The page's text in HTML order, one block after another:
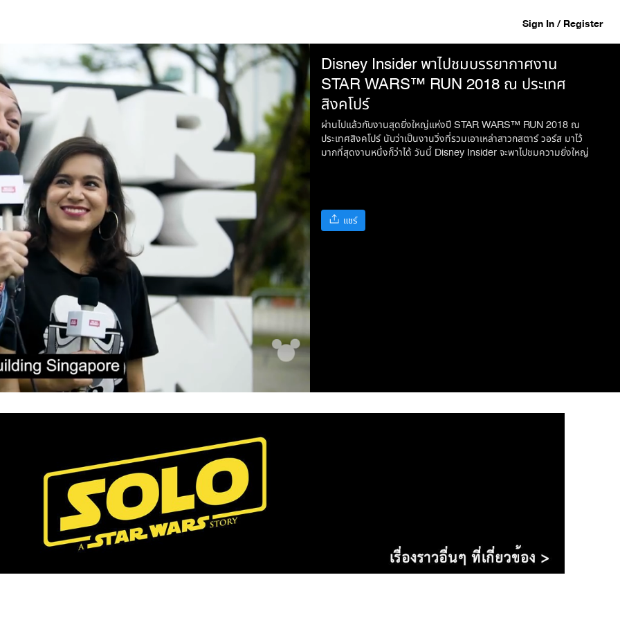
Sign In / Register
Disney Insider พาไปชมบรรยากาศงาน
STAR WARS™ RUN 2018 ณ ประเทศ
สิงคโปร์
ผ่านไปแล้วกับงานสุดยิ่งใหญ่แห่งปี STAR WARS™ RUN 2018 ณ
ประเทศสิงคโปร์ นับว่าเป็นงานวิ่งที่รวมเอาเหล่าสาวกสตาร์ วอร์ส มาไว้
มากที่สุดงานหนึ่งก็ว่าได้ วันนี้ Disney Insider จะพาไปชมความยิ่งใหญ่
แชร์